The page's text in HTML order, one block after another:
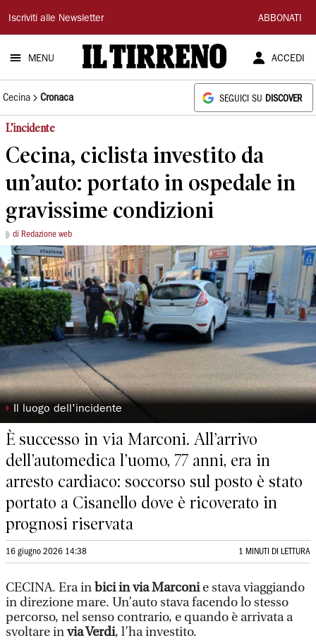
Il
Tirreno
Iscriviti alle Newsletter ABBONATI
MENU ACCEDI
Cecina Cronaca SEGUICI SU DISCOVER
L’incidente
Cecina, ciclista investito da
un’auto: portato in ospedale in
gravissime condizioni
di Redazione web
◗ Il luogo dell'incidente
È successo in via Marconi. All’arrivo
dell’automedica l’uomo, 77 anni, era in
arresto cardiaco: soccorso sul posto è stato
portato a Cisanello dove è ricoverato in
prognosi riservata
16 giugno 2026 14:38 1 MINUTI DI LETTURA
CECINA. Era in bici in via Marconie stava viaggiando
in direzione mare. Un’auto stava facendo lo stesso
percorso, nel senso contrario, e quando è arrivata a
svoltare invia Verdi, l’ha investito.